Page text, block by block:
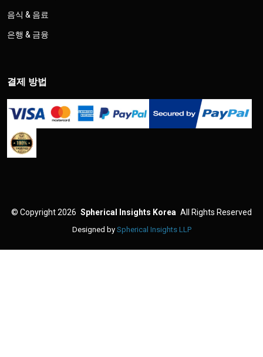
음식 & 음료
은행 & 금융
결제 방법
© Copyright 2026 Spherical Insights Korea All Rights Reserved
Designed by Spherical Insights LLP